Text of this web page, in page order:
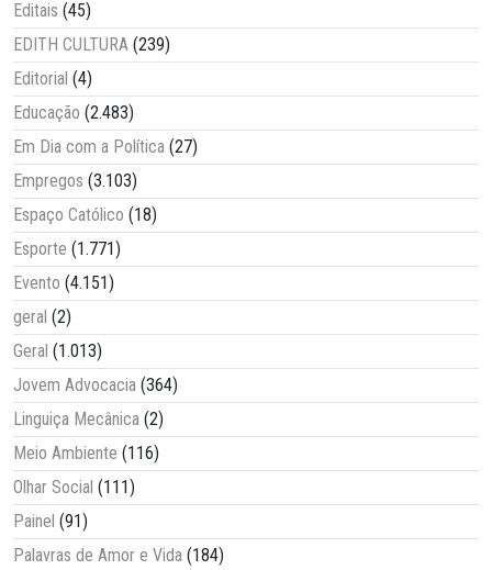
Editais (45)
EDITH CULTURA (239)
Editorial (4)
Educação (2.483)
Em Dia com a Política (27)
Empregos (3.103)
Espaço Católico (18)
Esporte (1.771)
Evento (4.151)
geral (2)
Geral (1.013)
Jovem Advocacia (364)
Linguiça Mecânica (2)
Meio Ambiente (116)
Olhar Social (111)
Painel (91)
Palavras de Amor e Vida (184)